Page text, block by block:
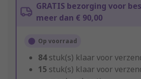
GRATIS bezorging voor
meer dan € 90,00
Op voorraad
84stuk(s) klaar voor
15 stuk(s) klaar voor